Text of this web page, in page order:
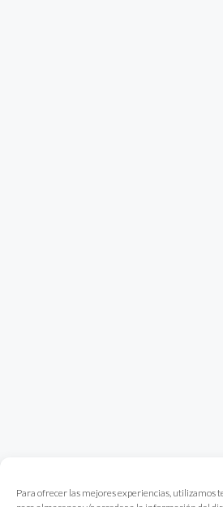
Para ofrecer las mejores experiencias, utilizamos